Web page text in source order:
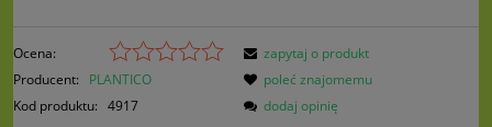
Ocena:
Producent:
PLANTICO
Kod produktu: 4917
zapytaj o produkt
poleć znajomemu
dodaj opinię